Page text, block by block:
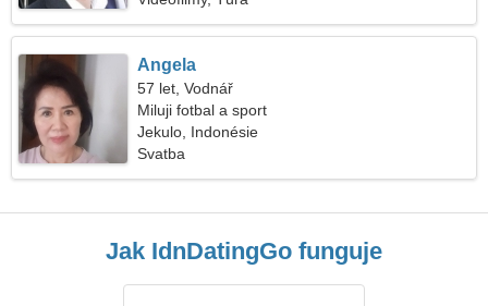
Angela
57 let, Vodnář
Miluji fotbal a sport
Jekulo, Indonésie
Svatba
Jak IdnDatingGo funguje